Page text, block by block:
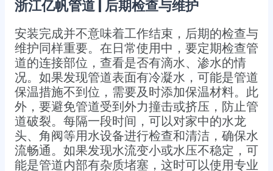
浙江亿帆管道 | 后期检查与维护
安装完成并不意味着工作结束，后期的检查与
维护同样重要。在日常使用中，要定期检查管
道的连接部位，查看是否有滴水、渗水的情
况。如果发现管道表面有冷凝水，可能是管道
保温措施不到位，需要及时添加保温材料。此
外，要避免管道受到外力撞击或挤压，防止管
道破裂。​每隔一段时间，可以对家中的水龙
头、角阀等用水设备进行检查和清洁，确保水
流畅通。如果发现水流变小或水压不稳定，可
能是管道内部有杂质堵塞，这时可以使用专业